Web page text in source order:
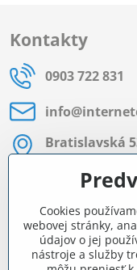
Kontakty
0903 722 831
Bratislavská
Most pri Bratislave
Pon - Pia
Facebook
Cookies
webovej stránky,
údajov o jej
nástroje a služby